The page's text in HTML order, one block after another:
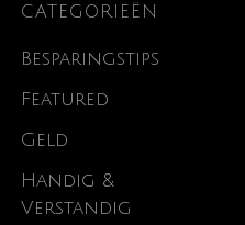
CATEGORIEËN
Besparingstips
Featured
Geld
Handig &
Verstandig